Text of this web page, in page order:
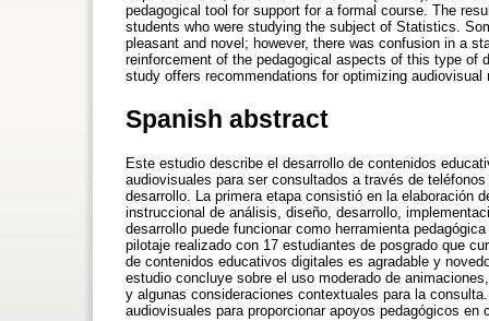
pedagogical tool for support for a formal course. The
students who were studying the subject of Statistics.
pleasant and novel; however, there was confusion in a
reinforcement of the pedagogical aspects of this type of
study offers recommendations for optimizing
Spanish abstract
Este estudio describe el desarrollo de contenidos
audiovisuales para ser consultados a través de
desarrollo. La primera etapa consistió en la elaboración
instruccional de análisis, diseño, desarrollo,
desarrollo puede funcionar como herramienta
pilotaje realizado con 17 estudiantes de posgrado que
de contenidos educativos digitales es agradable y
estudio concluye sobre el uso moderado de
y algunas consideraciones contextuales para la
audiovisuales para proporcionar apoyos pedagógicos en